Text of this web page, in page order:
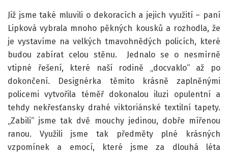
Již jsme také mluvili o dekoracích a jejich využití – paní
Lipková vybrala mnoho pěkných kousků a rozhodla, že
je vystavíme na velkých tmavohnědých policích, které
budou zabírat celou stěnu. Jednalo se o nesmírně
vtipné řešení, které naší rodině „docvaklo“ až po
dokončení. Designérka těmito krásně zaplněnými
policemi vytvořila téměř dokonalou iluzi opulentní a
tehdy nekřesťansky drahé viktoriánské textilní tapety.
„Zabili“ jsme tak dvě mouchy jedinou, dobře mířenou
ranou. Využili jsme tak předměty plné krásných
vzpomínek a emocí, které jsme za dlouhá léta